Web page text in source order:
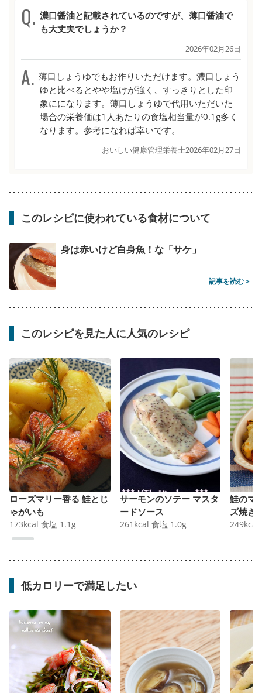
濃口醤油と記載されているのですが、薄口醤油で
も大丈夫でしょうか？
2026年02月26日
薄口しょうゆでもお作りいただけます。濃口しょう
ゆと比べるとやや塩けが強く、すっきりとした印
象にになります。薄口しょうゆで代用いただいた
場合の栄養価は1人あたりの食塩相当量が0.1g多く
なります。参考になれば幸いです。
おいしい健康管理栄養士2026年02月27日
このレシピに使われている食材について
身は赤いけど白身魚！な「サケ」
記事を読む >
このレシピを見た人に人気のレシピ
ローズマリー香る 鮭とじ
ゃがいも
173kcal 食塩 1.1 g
サーモンのソテー マスタ
ードソース
261 kcal 食塩 1.0g
鮭のマ
ズ焼き
249kcal
低カロリーで満足したい